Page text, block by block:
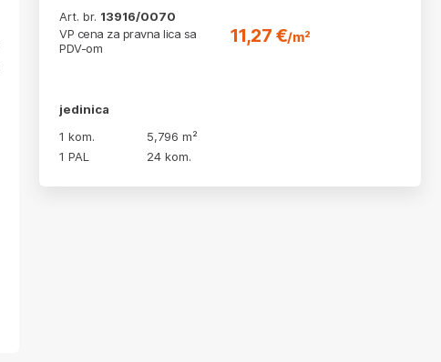
Art. br. 13916/0070
VP cena za pravna lica sa
PDV-om
11,27 €/m²
jedinica
1 kom.
5,796 m²
1 PAL
24 kom.